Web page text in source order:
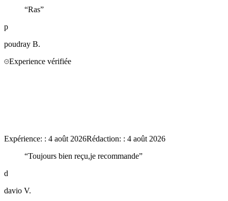
“Ras”
p
poudray B.
Experience vérifiée
Expérience: : 4 août 2026Rédaction: : 4 août 2026
“Toujours bien reçu,je recommande”
d
davio V.